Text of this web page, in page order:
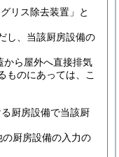
リス除去装置」と
し、当該厨房設備の
から屋外へ直接排気
ものにあっては、こ
厨房設備で当該厨
厨房設備の入力の